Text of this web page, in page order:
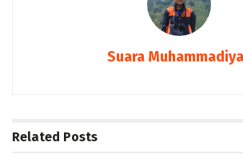
Suara
Related Posts